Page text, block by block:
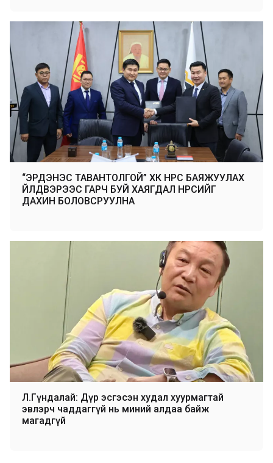
“ЭРДЭНЭС ТАВАНТОЛГОЙ” ХК НҮҮРС БАЯЖУУЛАХ
ҮЙЛДВЭРЭЭС ГАРЧ БУЙ ХАЯГДАЛ НҮҮРСИЙГ
ДАХИН БОЛОВСРУУЛНА
Л.Гүндалай: Дүр эсгэсэн худал хуурмагтай
эвлэрч чаддаггүй нь миний алдаа байж
магадгүй